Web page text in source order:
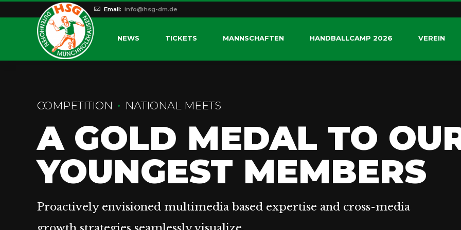
Email: info@hsg-dm.de
NEWS TICKETS MANNSCHAFTEN HANDBALLCAMP 2026 VEREIN
COMPETITION NATIONAL MEETS
A GOLD MEDAL TO
YOUNGEST MEMBERS
Proactively envisioned multimedia based expertise and cross-media